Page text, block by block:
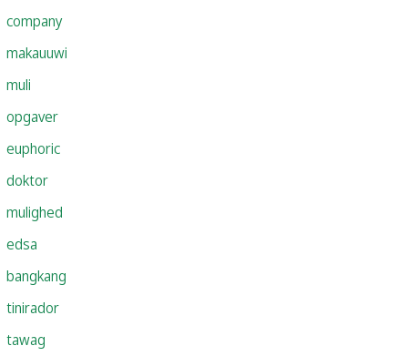
company
makauuwi
muli
opgaver
euphoric
doktor
mulighed
edsa
bangkang
tinirador
tawag